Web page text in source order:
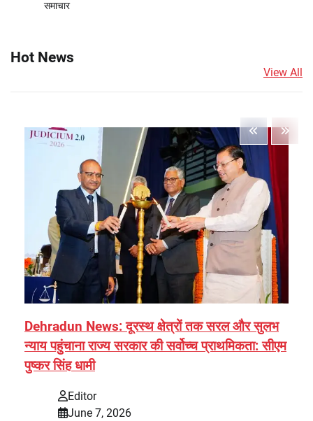
समाचार
Hot News
View All
Dehradun News: दूरस्थ क्षेत्रों तक सरल और सुलभ
न्याय पहुंचाना राज्य सरकार की सर्वोच्च प्राथमिकता: सीएम
पुष्कर सिंह धामी
Editor
June 7, 2026